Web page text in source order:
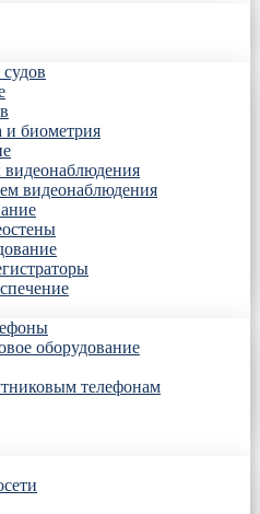
и биометрия
видеонаблюдения
оборудование
телефонам